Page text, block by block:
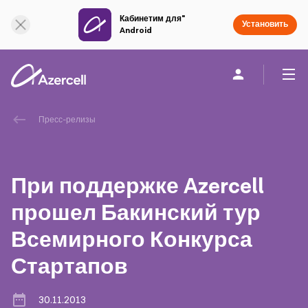
Кабинетим для"
Android
Установить
Частным клиентам
Социальная Ответственность
Устойчивое развитие
Карьера
Пресс-релизы
При поддержке Azercell
прошел Бакинский тур
Всемирного Конкурса
Стартапов
30.11.2013
Онлайн поддержка